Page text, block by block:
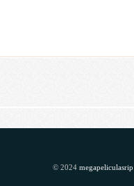
© 2024 megapeliculasrip